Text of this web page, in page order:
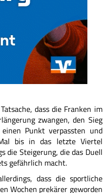
dass die Franken im
zwangen, den Sieg
Punkt verpassten und
bis in das letzte Viertel
die Steigerung, die das Duell
gefährlich macht.
dass die sportliche
Wochen prekärer geworden